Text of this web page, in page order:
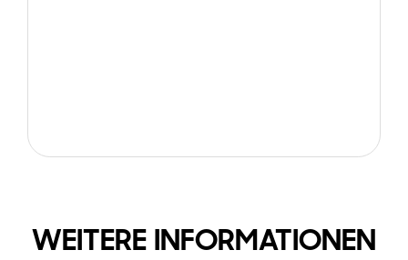
WEITERE INFORMATIONEN